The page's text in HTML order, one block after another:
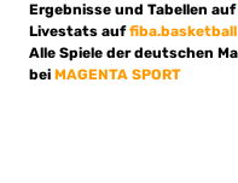
Ergebnisse und Tabellen auf
Livestats auffiba.basketball
Alle Spiele der deutschen
bei MAGENTA SPORT